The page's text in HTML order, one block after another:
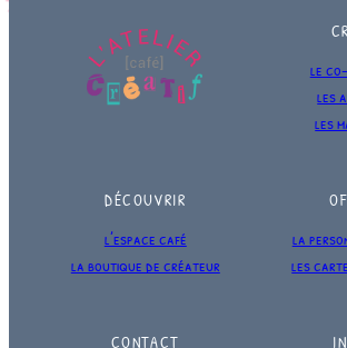
le
les
les
DÉCOUVRIR
l’espace café
la boutique de créateur
la
les
CONTACT